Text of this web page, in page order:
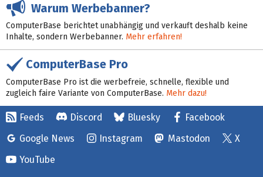
Warum Werbebanner?
ComputerBase berichtet unabhängig und verkauft deshalb keine
Inhalte, sondern Werbebanner. Mehr erfahren!
ComputerBase Pro
ComputerBase Pro ist die werbefreie, schnelle, flexible und
zugleich faire Variante von ComputerBase. Mehr dazu!
Feeds Discord Bluesky
Facebook
Google News
Instagram Mastodon
X
YouTube